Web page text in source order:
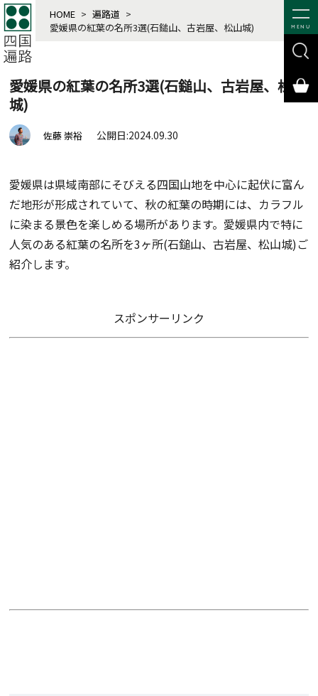
MENU
HOME > 遍路道 >
愛媛県の紅葉の名所3選(石鎚山、古岩屋、松山城)
愛媛県の紅葉の名所3選(石鎚山、古岩屋、松山
城)
佐藤 崇裕 公開日:2024.09.30
愛媛県は県域南部にそびえる四国山地を中心に起伏に富ん
だ地形が形成されていて、秋の紅葉の時期には、カラフル
に染まる景色を楽しめる場所があります。愛媛県内で特に
人気のある紅葉の名所を3ヶ所(石鎚山、古岩屋、松山城)ご
紹介します。
スポンサーリンク